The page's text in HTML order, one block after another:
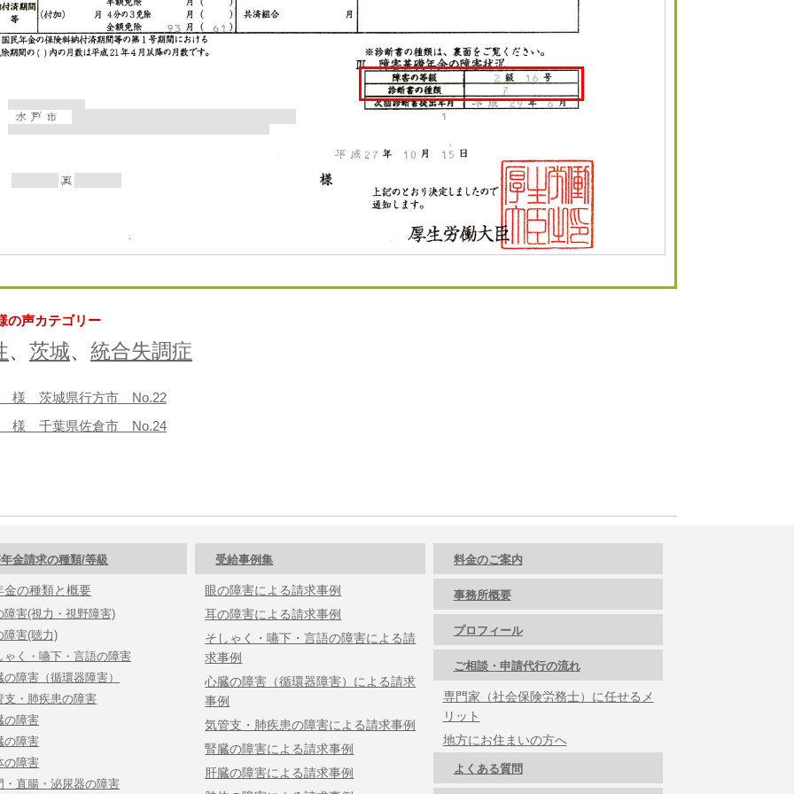
の声カテゴリー
、 茨城、 統合失調症
様 茨城県行方市 No.22
様 千葉県佐倉市 No.24
金請求の種類/等級
金の種類と概要
障害(視力・視野障害)
障害(聴力)
ゃく・嚥下・言語の障害
の障害（循環器障害）
支・肺疾患の障害
の障害
の障害
の障害
・直腸・泌尿器の障害
受給事例集
眼の障害による請求事例
耳の障害による請求事例
そしゃく・嚥下・言語の障害による請
求事例
心臓の障害（循環器障害）による請求
事例
気管支・肺疾患の障害による請求事例
腎臓の障害による請求事例
肝臓の障害による請求事例
料金のご案内
事務所概要
プロフィール
ご相談・申請代行の流れ
専門家（社会保険労務士）に任せるメ
リット
地方にお住まいの方へ
よくある質問